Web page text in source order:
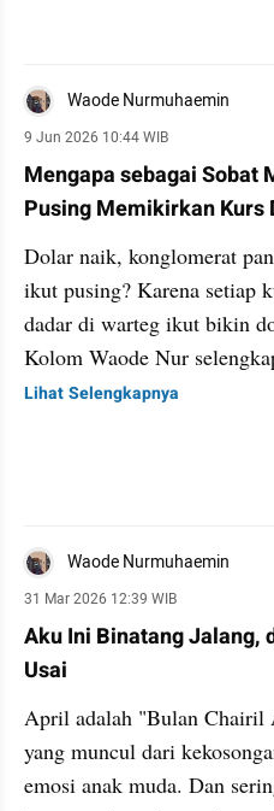
Waode Nurmuhaemin
9 Jun 2026 10:44 WIB
Mengapa sebagai Sobat
Pusing Memikirkan Kurs
Dolar naik, konglomerat
ikut pusing? Karena setiap
dadar di warteg ikut bikin
Kolom Waode Nur
Lihat Selengkapnya
Waode Nurmuhaemin
31 Mar 2026 12:39 WIB
Aku Ini Binatang Jalang,
Usai
April adalah "Bulan Chairil
yang muncul dari
emosi anak muda. Dan